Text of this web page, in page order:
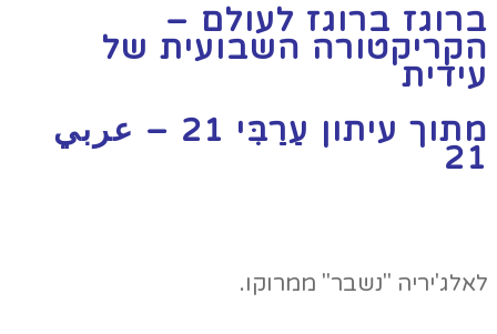
ברוגז ברוגז לעולם –
הקריקטורה השבועית של
עידית
מתוך עיתון עַרַבִּי 21 – عربي
21
לאלג'יריה "נשבר" ממרוקו.